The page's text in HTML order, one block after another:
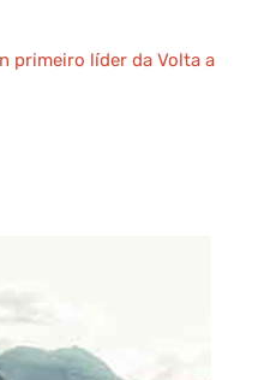
primeiro líder da Volta a